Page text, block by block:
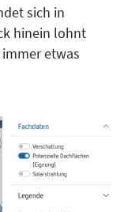
sich in
hinein lohnt
etwas